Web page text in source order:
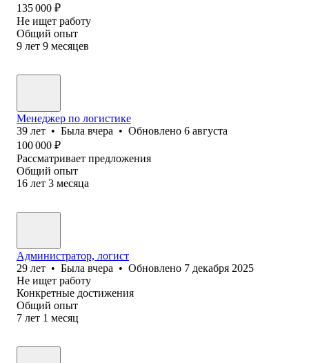
135 000 ₽
Не ищет работу
Общий опыт
9 лет 9 месяцев
Менеджер по логистике
39 лет • Была вчера • Обновлено 6 августа
100 000 ₽
Рассматривает предложения
Общий опыт
16 лет 3 месяца
Администратор, логист
29 лет • Была вчера • Обновлено 7 декабря 2025
Не ищет работу
Конкретные достижения
Общий опыт
7 лет 1 месяц